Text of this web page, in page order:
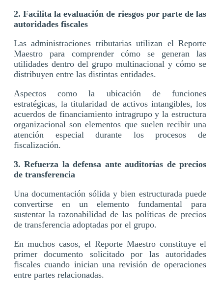
2. Facilita la evaluación de riesgos por parte de las
autoridades fiscales
Las administraciones tributarias utilizan el Reporte
Maestro para comprender cómo se generan las
utilidades dentro del grupo multinacional y cómo se
distribuyen entre las distintas entidades.
Aspectos como la ubicación de funciones
estratégicas, la titularidad de activos intangibles, los
acuerdos de financiamiento intragrupo y la estructura
organizacional son elementos que suelen recibir una
atención especial durante los procesos de
fiscalización.
3. Refuerza la defensa ante auditorías de precios
de transferencia
Una documentación sólida y bien estructurada puede
convertirse en un elemento fundamental para
sustentar la razonabilidad de las políticas de precios
de transferencia adoptadas por el grupo.
En muchos casos, el Reporte Maestro constituye el
primer documento solicitado por las autoridades
fiscales cuando inician una revisión de operaciones
entre partes relacionadas.